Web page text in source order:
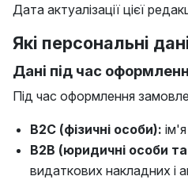
Дата актуалізації цієї
Які персональні
Дані під час
Під час оформлення
B2C (фізичні особи):
B2B (юридичні особи
видаткових накладних і